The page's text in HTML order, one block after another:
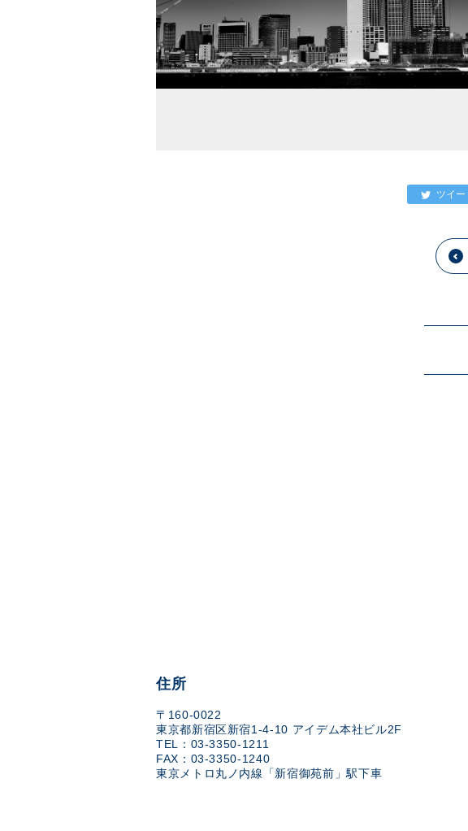
住所
〒160-0022
東京都新宿区新宿1-4-10 アイデム本社ビル2F
TEL：03-3350-1211
FAX：03-3350-1240
東京メトロ丸ノ内線「新宿御苑前」駅下車